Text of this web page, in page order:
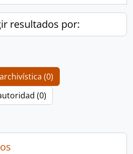
resultados por:
(0)
(0)